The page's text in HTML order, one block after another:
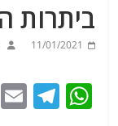
ביתרות
11/01/2021
W
T